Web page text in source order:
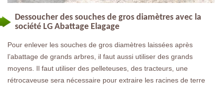
Dessoucher des souches de gros diamètres avec la
société LG Abattage Elagage
Pour enlever les souches de gros diamètres laissées après
l’abattage de grands arbres, il faut aussi utiliser des grands
moyens. Il faut utiliser des pelleteuses, des tracteurs, une
rétrocaveuse sera nécessaire pour extraire les racines de terre